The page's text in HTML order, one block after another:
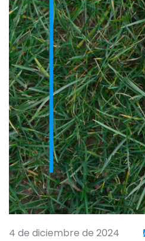
4 de diciembre de 2024